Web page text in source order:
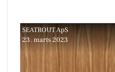
SEATROUT ApS
23. marts 2023